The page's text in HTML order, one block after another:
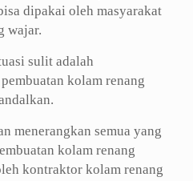
dipakai oleh masyarakat
wajar.
sulit adalah
kolam renang
menerangkan semua yang
kolam renang
kontraktor kolam renang